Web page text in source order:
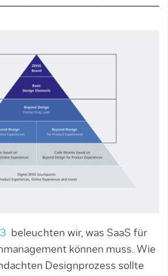
beleuchten wir, was SaaS für
können muss. Wie
Designprozess sollte